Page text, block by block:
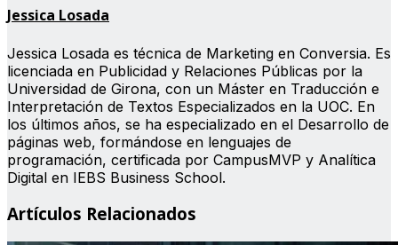
Jessica Losada
Jessica Losada es técnica de Marketing en Conversia. Es
licenciada en Publicidad y Relaciones Públicas por la
Universidad de Girona, con un Máster en Traducción e
Interpretación de Textos Especializados en la UOC. En
los últimos años, se ha especializado en el Desarrollo de
páginas web, formándose en lenguajes de
programación, certificada por CampusMVP y Analítica
Digital en IEBS Business School.
Artículos Relacionados